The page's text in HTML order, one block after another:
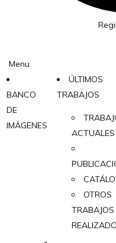
Menu
BANCO
DE
IMÁGENES
ÚLTIMOS
TRABAJOS
ACTUALES
OTROS
TRABAJOS